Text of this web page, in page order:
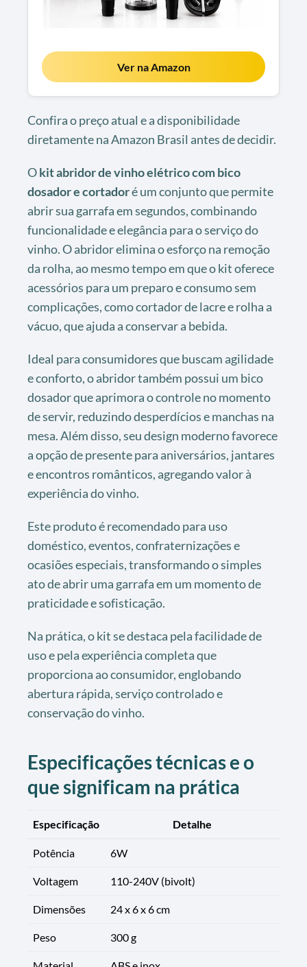
Ver na Amazon
Confira o preço atual e a disponibilidade
diretamente na Amazon Brasil antes de decidir.
Okit abridor de vinho elétrico com bico
dosador e cortadoré um conjunto que permite
abrir sua garrafa em segundos, combinando
funcionalidade e elegância para o serviço do
vinho. O abridor elimina o esforço na remoção
da rolha, ao mesmo tempo em que o kit oferece
acessórios para um preparo e consumo sem
complicações, como cortador de lacre e rolha a
vácuo, que ajuda a conservar a bebida.
Ideal para consumidores que buscam agilidade
e conforto, o abridor também possui um bico
dosador que aprimora o controle no momento
de servir, reduzindo desperdícios e manchas na
mesa. Além disso, seu design moderno favorece
a opção de presente para aniversários, jantares
e encontros românticos, agregando valor à
experiência do vinho.
Este produto é recomendado para uso
doméstico, eventos, confraternizações e
ocasiões especiais, transformando o simples
ato de abrir uma garrafa em um momento de
praticidade e sofisticação.
Na prática, o kit se destaca pela facilidade de
uso e pela experiência completa que
proporciona ao consumidor, englobando
abertura rápida, serviço controlado e
conservação do vinho.
Especificações técnicas e o
que significam na prática
Especificação Detalhe
Potência 6W
Voltagem 110-240V (bivolt)
Dimensões 24 x 6 x 6 cm
Peso 300 g